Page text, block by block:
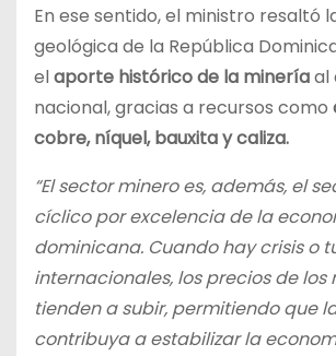
En ese sentido, el ministro resaltó
geológica de la República
elaporte histórico de la mineríaal
nacional, gracias a recursos como
cobre, níquel, bauxita y caliza.
“El sector minero es, además, el
cíclico por excelencia de la
dominicana. Cuando hay crisis o
internacionales, los precios de los
tienden a subir, permitiendo que
contribuya a estabilizar la